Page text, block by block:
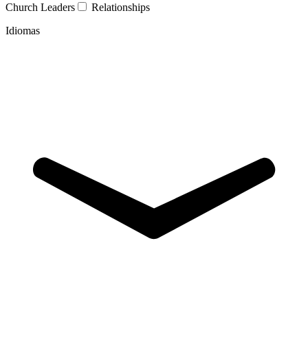
Church Leaders
Relationships
Idiomas